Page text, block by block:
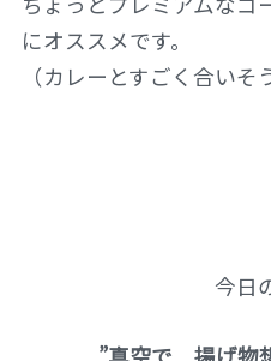
にオススメです。
（カレーとすごく合いそ
今日